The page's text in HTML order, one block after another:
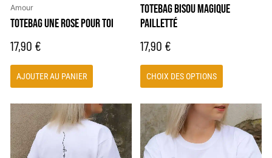
Amour
TOTEBAG UNE ROSE POUR TOI
17,90 €
AJOUTER AU PANIER
TOTEBAG BISOU MAGIQUE
PAILLETTÉ
17,90 €
CHOIX DES OPTIONS
sur
la
du
produit
Ce
produit
a
plusieurs
Ce
produit
a
plusieurs